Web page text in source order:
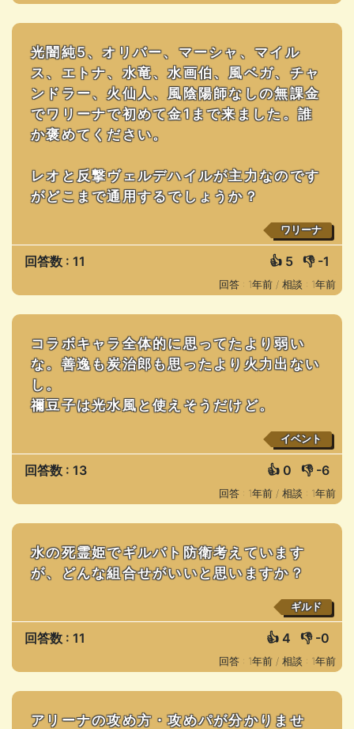
光闇純5、オリバー、マーシャ、マイル
ス、エトナ、水竜、水画伯、風ベガ、チャ
ンドラー、火仙人、風陰陽師なしの無課金
でワリーナで初めて金1まで来ました。誰
か褒めてください。
レオと反撃ヴェルデハイルが主力なのです
がどこまで通用するでしょうか？
ワリーナ
回答数 : 11 👍 5 👎 -1
回答 : 1年前 / 相談 : 1年前
コラボキャラ全体的に思ってたより弱い
な。善逸も炭治郎も思ったより火力出ない
し。
禰󠄀豆子は光水風と使えそうだけど。
イベント
回答数 : 13 👍 0 👎 -6
回答 : 1年前 / 相談 : 1年前
水の死霊姫でギルバト防衛考えています
が、どんな組合せがいいと思いますか？
ギルド
回答数 : 11 👍 4 👎 -0
回答 : 1年前 / 相談 : 1年前
アリーナの攻め方・攻めパが分かりませ